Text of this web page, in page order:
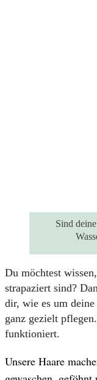
Sind
Du möchtest
strapaziert sind?
dir, wie es um
ganz gezielt
funktioniert.
Unsere Haare